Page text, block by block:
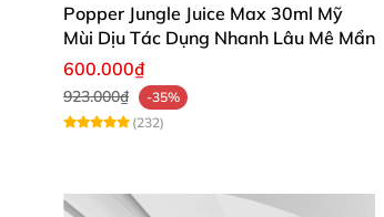
Popper Jungle Juice Max 30ml Mỹ
Mùi Dịu Tác Dụng Nhanh Lâu Mê Mẩn
600.000₫
923.000₫
-35%
(232)